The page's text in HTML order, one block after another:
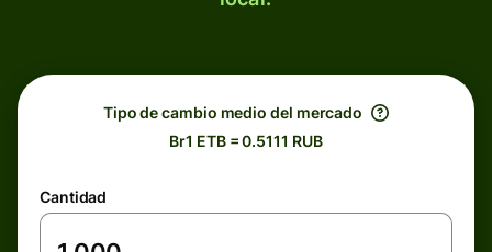
Tipo de cambio medio del mercado
Br1 ETB = 0.5111 RUB
Cantidad